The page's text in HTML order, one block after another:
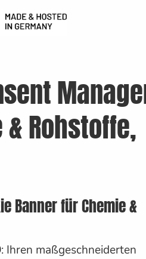
Rohstoffe,
Banner für Chemie &
: Ihren maßgeschneiderten